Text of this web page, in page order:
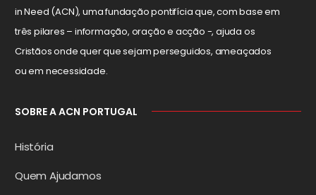
in Need (ACN), uma fundação pontifícia que, com base em
três pilares – informação, oração e acção -, ajuda os
Cristãos onde quer que sejam perseguidos, ameaçados
ou em necessidade.
SOBRE A ACN PORTUGAL
História
Quem Ajudamos